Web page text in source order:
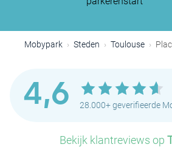
Mobypark Steden Toulouse
4,6 28.000+ geverifieerde
Bekijk klantreviews op